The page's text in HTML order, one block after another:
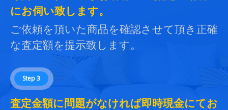
にお伺い致します。
ご依頼を頂いた商品を確認させて頂き正確
な査定額を提示致します。
Step 3
査定金額に問題がなければ即時現金にてお